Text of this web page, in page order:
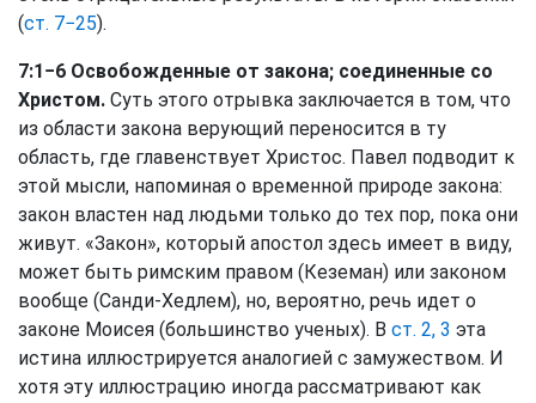
(ст. 7−25).
7:1−6 Освобожденные от закона; соединенные со
Христом. Суть этого отрывка заключается в том, что
из области закона верующий переносится в ту
область, где главенствует Христос. Павел подводит к
этой мысли, напоминая о временной природе закона:
закон властен над людьми только до тех пор, пока они
живут. «Закон», который апостол здесь имеет в виду,
может быть римским правом (Кеземан) или законом
вообще (Санди-Хедлем), но, вероятно, речь идет о
законе Моисея (большинство ученых). В ст. 2, 3 эта
истина иллюстрируется аналогией с замужеством. И
хотя эту иллюстрацию иногда рассматривают как